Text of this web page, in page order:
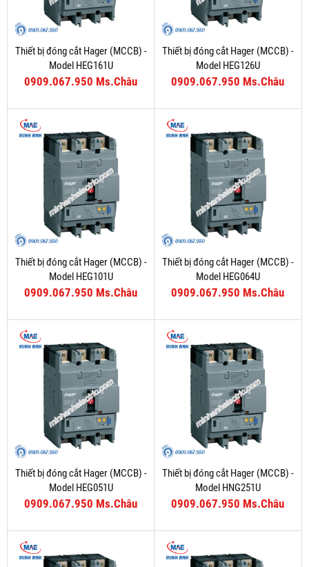
Thiết bị đóng cắt Hager (MCCB) -
Model HEG161U
0909.067.950 Ms.Châu
Thiết bị đóng cắt Hager (MCCB) -
Model HEG126U
0909.067.950 Ms.Châu
Thiết bị đóng cắt Hager (MCCB) -
Model HEG101U
0909.067.950 Ms.Châu
Thiết bị đóng cắt Hager (MCCB) -
Model HEG064U
0909.067.950 Ms.Châu
Thiết bị đóng cắt Hager (MCCB) -
Model HEG051U
0909.067.950 Ms.Châu
Thiết bị đóng cắt Hager (MCCB) -
Model HNG251U
0909.067.950 Ms.Châu